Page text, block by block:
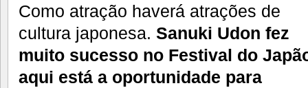
Como atração haverá atrações de
cultura japonesa. Sanuki Udon fez
muito sucesso no Festival do
aqui está a oportunidade para